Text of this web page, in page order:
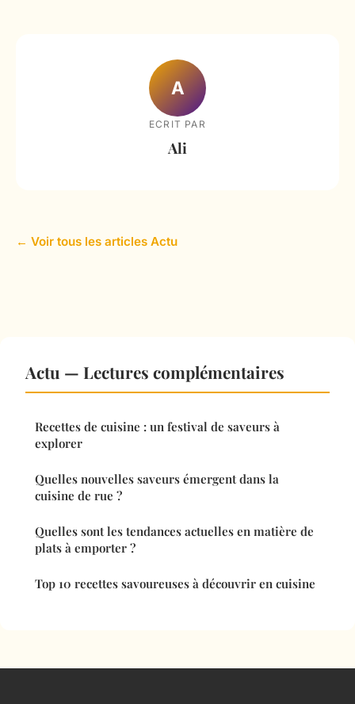
A
ECRIT PAR
Ali
← Voir tous les articles Actu
Actu — Lectures complémentaires
Recettes de cuisine : un festival de saveurs à
explorer
Quelles nouvelles saveurs émergent dans la
cuisine de rue ?
Quelles sont les tendances actuelles en matière de
plats à emporter ?
Top 10 recettes savoureuses à découvrir en cuisine